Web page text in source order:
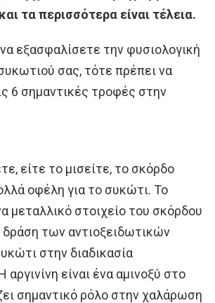
τα περισσότερα είναι τέλεια.
εξασφαλίσετε την φυσιολογική
σας, τότε πρέπει να
6 σημαντικές τροφές στην
είτε το μισείτε, το σκόρδο
οφέλη για το συκώτι. Το
μεταλλικό στοιχείο του σκόρδου
δράση των αντιοξειδωτικών
στην διαδικασία
είναι ένα αμινοξύ στο
σημαντικό ρόλο στην χαλάρωση